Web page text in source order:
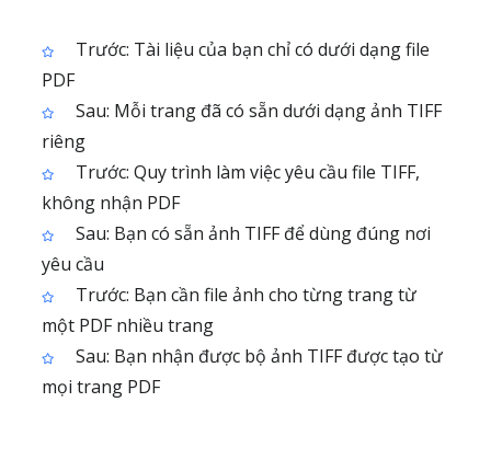
Trước: Tài liệu của bạn chỉ có dưới dạng file
PDF
Sau: Mỗi trang đã có sẵn dưới dạng ảnh TIFF
riêng
Trước: Quy trình làm việc yêu cầu file TIFF,
không nhận PDF
Sau: Bạn có sẵn ảnh TIFF để dùng đúng nơi
yêu cầu
Trước: Bạn cần file ảnh cho từng trang từ
một PDF nhiều trang
Sau: Bạn nhận được bộ ảnh TIFF được tạo từ
mọi trang PDF